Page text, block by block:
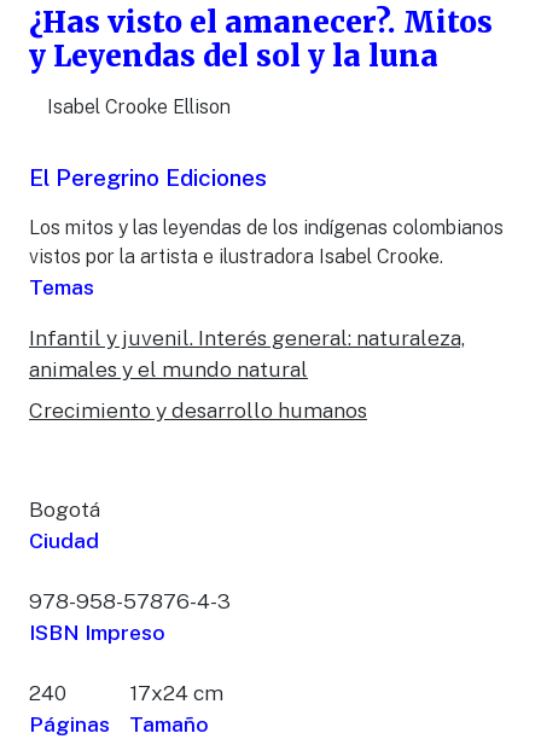
¿Has visto el amanecer?. Mitos
y Leyendas del sol y la luna
Isabel Crooke Ellison
El Peregrino Ediciones
Los mitos y las leyendas de los indígenas colombianos
vistos por la artista e ilustradora Isabel Crooke.
Temas
Infantil y juvenil. Interés general: naturaleza,
animales y el mundo natural
Crecimiento y desarrollo humanos
Bogotá
Ciudad
978-958-57876-4-3
ISBN Impreso
240
Páginas
17x24 cm
Tamaño